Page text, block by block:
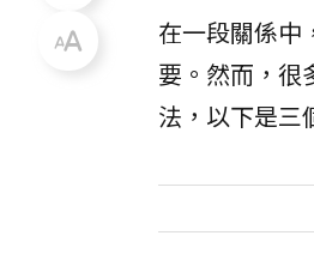
在一段關係中
要。然而，很
法，以下是三